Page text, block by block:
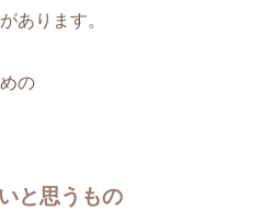
あります。
の
と思うもの